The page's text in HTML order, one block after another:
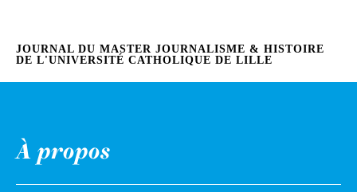
JOURNAL DU MASTER JOURNALISME & HISTOIRE
DE L'UNIVERSITÉ CATHOLIQUE DE LILLE
À propos